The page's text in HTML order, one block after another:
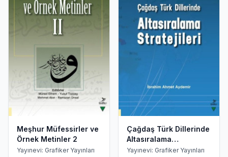
Meşhur Müfessirler ve
Örnek Metinler 2
Yayınevi: Grafiker Yayınları
Çağdaş Türk Dillerinde
Altasıralama
Stratejileri
Yayınevi: Grafiker Yayınları